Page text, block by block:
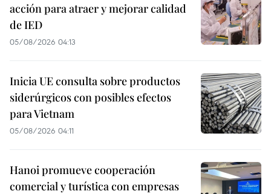
acción para atraer y mejorar calidad
de IED
05/08/2026 04:13
Inicia UE consulta sobre productos
siderúrgicos con posibles efectos
para Vietnam
05/08/2026 04:11
Hanoi promueve cooperación
comercial y turística con empresas